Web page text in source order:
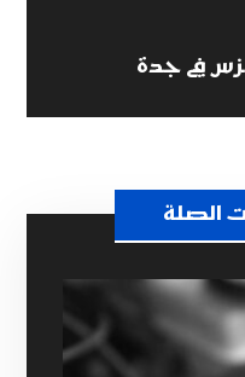
في جدة
الصلة